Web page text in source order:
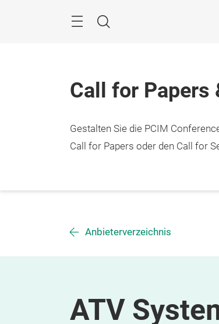
Suche
Call for Papers
Gestalten Sie die PCIM
Call for Papers oder den Call for
Anbieterverzeichnis
ATV